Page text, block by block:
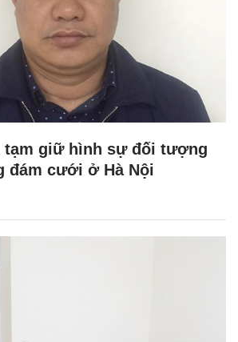
tạm giữ hình sự đối tượng
đám cưới ở Hà Nội